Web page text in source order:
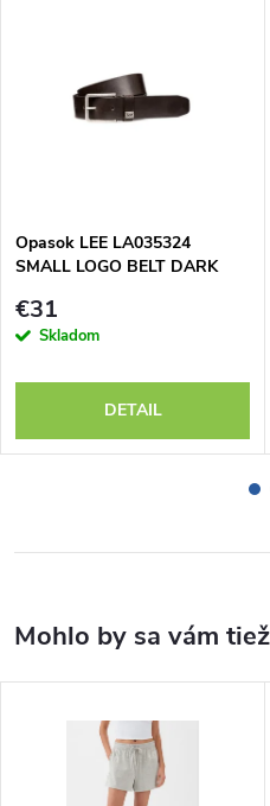
Opasok LEE LA035324
SMALL LOGO BELT DARK
€31
Skladom
DETAIL